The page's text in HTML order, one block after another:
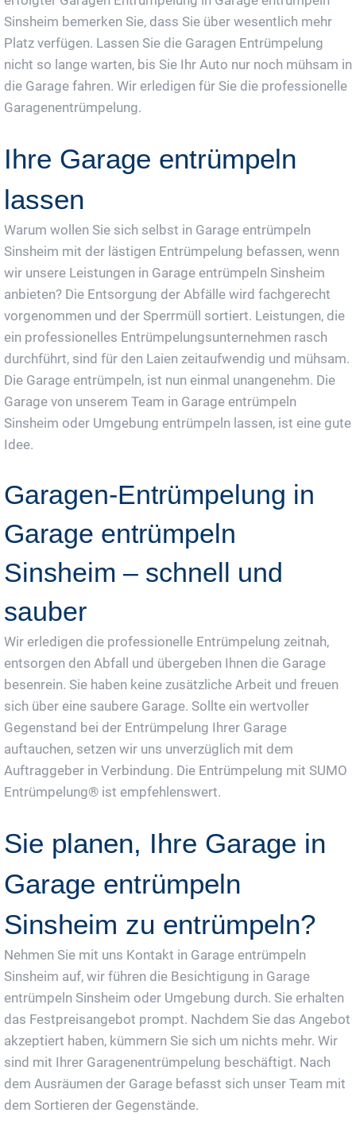
Sinsheim bemerken Sie, dass Sie über wesentlich mehr
Platz verfügen. Lassen Sie die Garagen Entrümpelung
nicht so lange warten, bis Sie Ihr Auto nur noch mühsam in
die Garage fahren. Wir erledigen für Sie die professionelle
Garagenentrümpelung.
Ihre Garage entrümpeln
lassen
Warum wollen Sie sich selbst in Garage entrümpeln
Sinsheim mit der lästigen Entrümpelung befassen, wenn
wir unsere Leistungen in Garage entrümpeln Sinsheim
anbieten? Die Entsorgung der Abfälle wird fachgerecht
vorgenommen und der Sperrmüll sortiert. Leistungen, die
ein professionelles Entrümpelungsunternehmen rasch
durchführt, sind für den Laien zeitaufwendig und mühsam.
Die Garage entrümpeln, ist nun einmal unangenehm. Die
Garage von unserem Team in Garage entrümpeln
Sinsheim oder Umgebung entrümpeln lassen, ist eine gute
Idee.
Garagen-Entrümpelung in
Garage entrümpeln
Sinsheim – schnell und
sauber
Wir erledigen die professionelle Entrümpelung zeitnah,
entsorgen den Abfall und übergeben Ihnen die Garage
besenrein. Sie haben keine zusätzliche Arbeit und freuen
sich über eine saubere Garage. Sollte ein wertvoller
Gegenstand bei der Entrümpelung Ihrer Garage
auftauchen, setzen wir uns unverzüglich mit dem
Auftraggeber in Verbindung. Die Entrümpelung mit SUMO
Entrümpelung® ist empfehlenswert.
Sie planen, Ihre Garage in
Garage entrümpeln
Sinsheim zu entrümpeln?
Nehmen Sie mit uns Kontakt in Garage entrümpeln
Sinsheim auf, wir führen die Besichtigung in Garage
entrümpeln Sinsheim oder Umgebung durch. Sie erhalten
das Festpreisangebot prompt. Nachdem Sie das Angebot
akzeptiert haben, kümmern Sie sich um nichts mehr. Wir
sind mit Ihrer Garagenentrümpelung beschäftigt. Nach
dem Ausräumen der Garage befasst sich unser Team mit
dem Sortieren der Gegenstände.